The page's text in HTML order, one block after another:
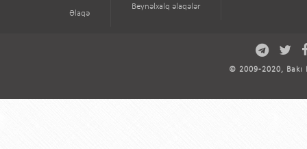
Əlaqə
Beynəlxalq əlaqələr
© 2009-2020,